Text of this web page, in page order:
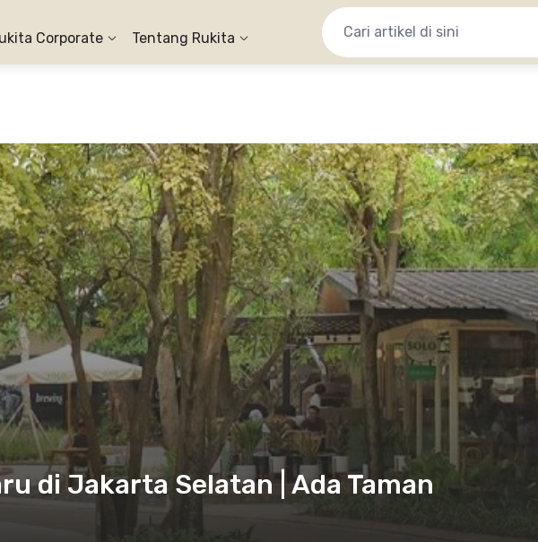
Corporate Tentang Rukita
di Jakarta Selatan | Ada Taman